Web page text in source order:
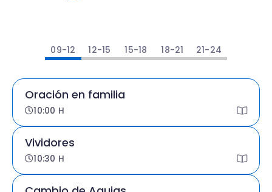
09-12 12-15 15-18 18-21 21-24
Oración en familia
10:00 H
Vividores
10:30 H